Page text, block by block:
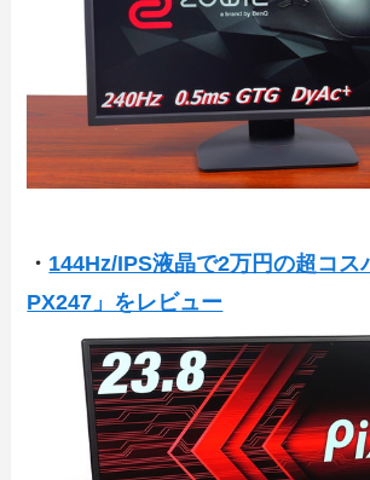
・ 144Hz/IPS液晶で2万円の超コ
PX247」をレビュー